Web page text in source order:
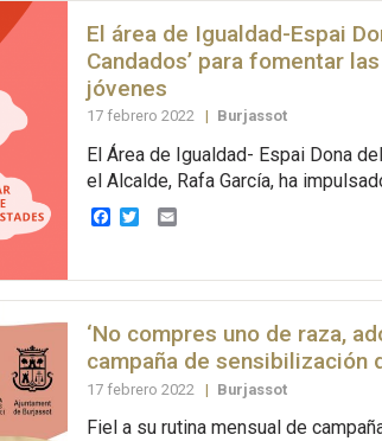
El área de Igualdad-Espai
Candados’ para fomentar
jóvenes
17 febrero 2022 | Burjassot
El Área de Igualdad- Espai Dona
el Alcalde, Rafa García, ha
Facebook
TwitterEmail
‘No compres uno de raza,
campaña de sensibilización
17 febrero 2022 | Burjassot
Fiel a su rutina mensual de